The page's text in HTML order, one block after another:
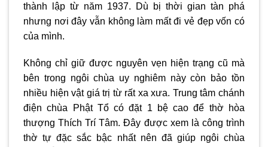
thành lập từ năm 1937. Dù bị thời gian tàn phá
nhưng nơi đây vẫn không làm mất đi vẻ đẹp vốn có
của mình.
Không chỉ giữ được nguyên vẹn hiện trạng cũ mà
bên trong ngôi chùa uy nghiêm này còn bảo tồn
nhiều hiện vật giá trị từ rất xa xưa. Trung tâm chánh
điện chùa Phật Tổ có đặt 1 bệ cao để thờ hòa
thượng Thích Trí Tâm. Đây được xem là công trình
thờ tự đặc sắc bậc nhất nên đã giúp ngôi chùa